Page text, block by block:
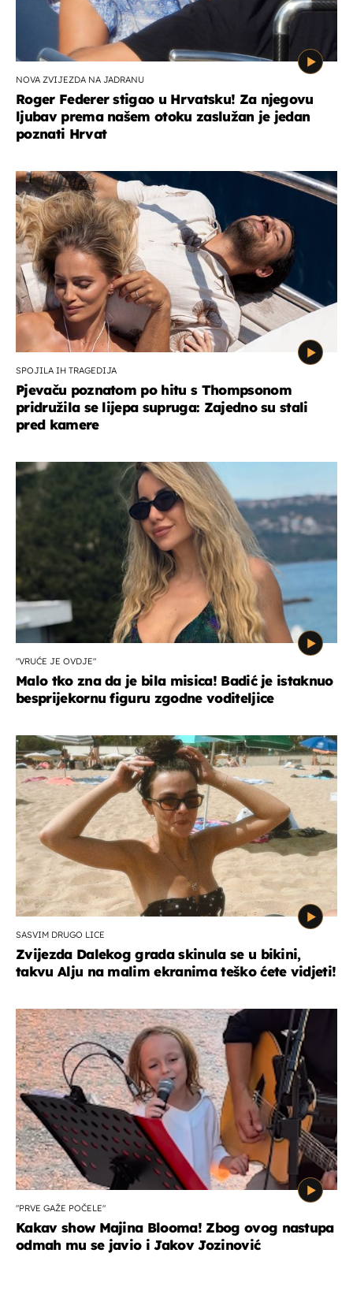
NOVA ZVIJEZDA NA JADRANU
Roger Federer stigao u Hrvatsku! Za njegovu
ljubav prema našem otoku zaslužan je jedan
poznati Hrvat
SPOJILA IH TRAGEDIJA
Pjevaču poznatom po hitu s Thompsonom
pridružila se lijepa supruga: Zajedno su stali
pred kamere
"VRUĆE JE OVDJE"
Malo tko zna da je bila misica! Badić je istaknuo
besprijekornu figuru zgodne voditeljice
SASVIM DRUGO LICE
Zvijezda Dalekog grada skinula se u bikini,
takvu Alju na malim ekranima teško ćete vidjeti!
"PRVE GAŽE POČELE"
Kakav show Majina Blooma! Zbog ovog nastupa
odmah mu se javio i Jakov Jozinović